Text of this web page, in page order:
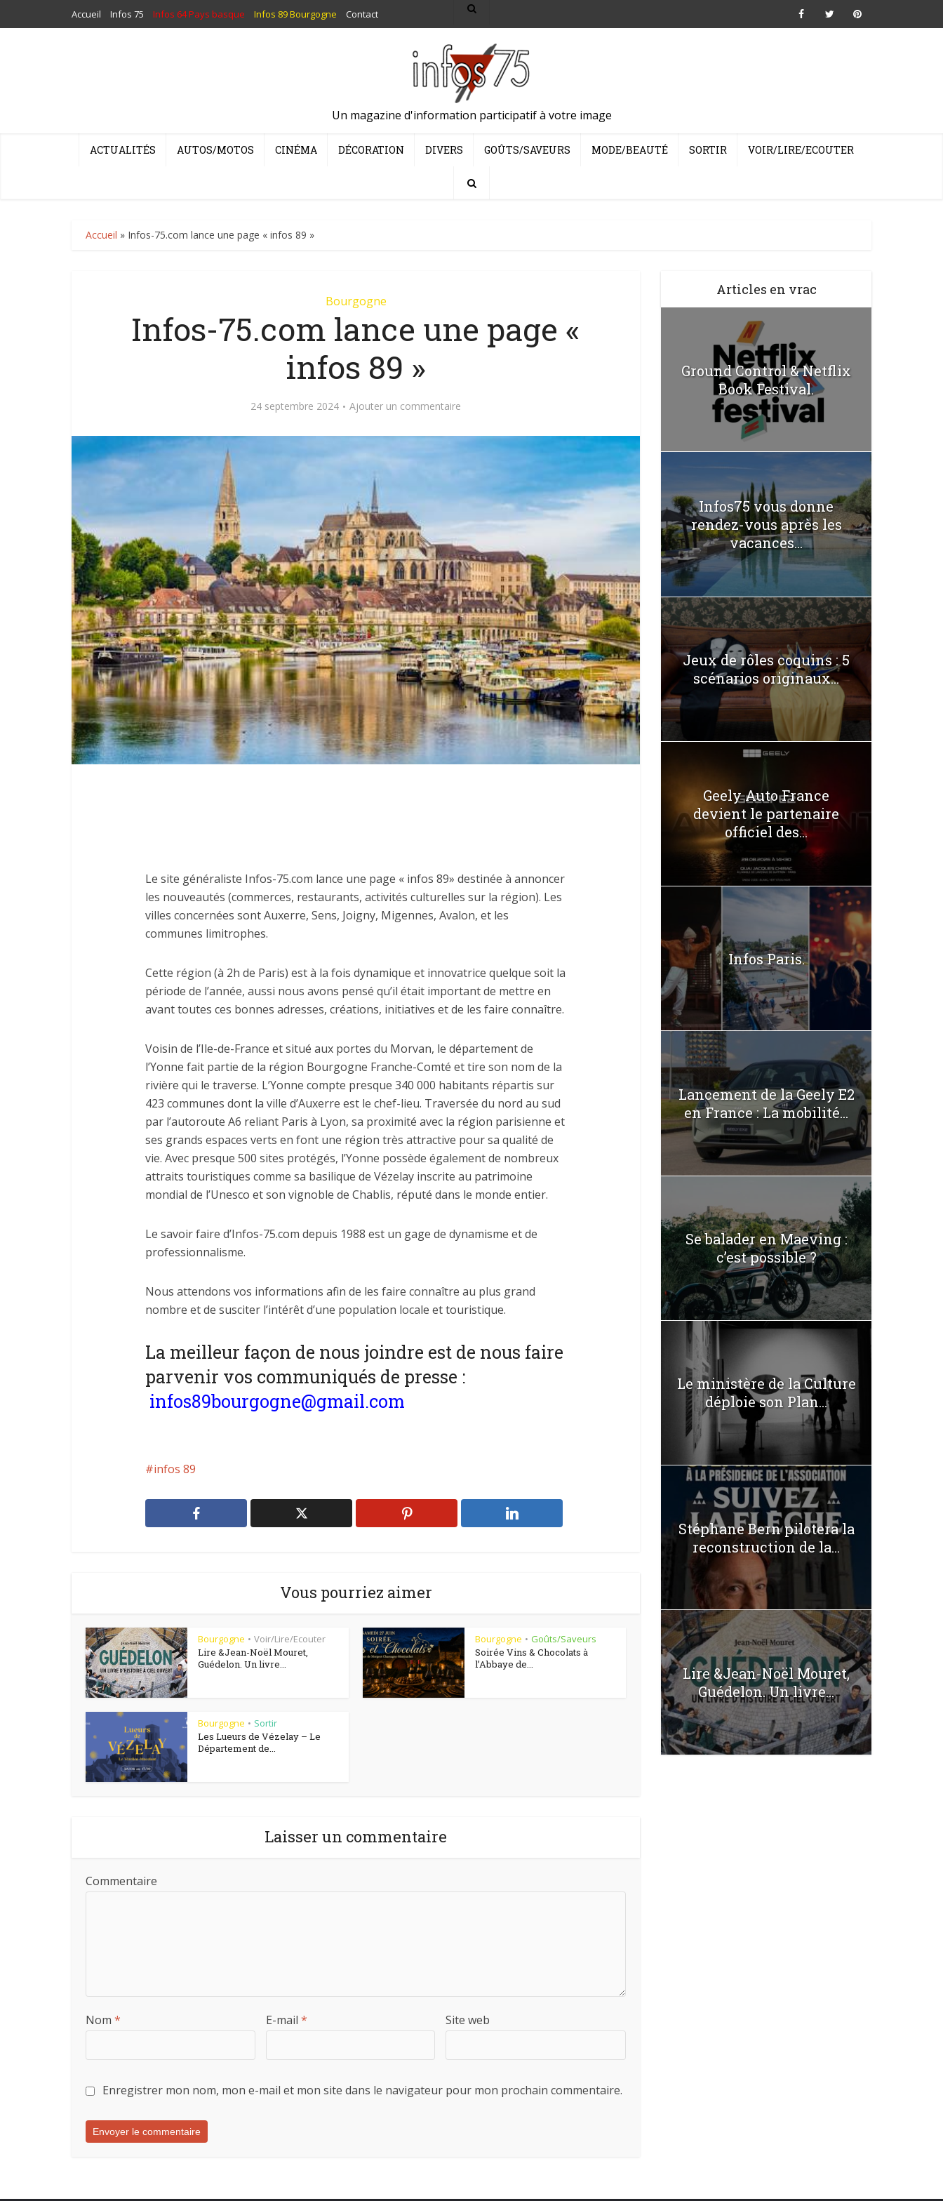
Accueil Infos 75 Infos 64 Pays basque Infos 89 Bourgogne Contact
Un magazine d'information participatif à votre image
ACTUALITÉS AUTOS/MOTOS CINÉMA DÉCORATION DIVERS GOÛTS/SAVEURS MODE/BEAUTÉ SORTIR VOIR/LIRE/ECOUTER
Accueil » Infos-75.com lance une page « infos 89 »
Bourgogne
Infos-75.com lance une page «
infos 89 »
24 septembre 2024 Ajouter un commentaire
Le site généraliste Infos-75.com lance une page « infos 89» destinée à annoncer
les nouveautés (commerces, restaurants, activités culturelles sur la région). Les
villes concernées sont Auxerre, Sens, Joigny, Migennes, Avalon, et les
communes limitrophes.
Cette région (à 2h de Paris) est à la fois dynamique et innovatrice quelque soit la
période de l’année, aussi nous avons pensé qu’il était important de mettre en
avant toutes ces bonnes adresses, créations, initiatives et de les faire connaître.
Voisin de l’Ile-de-France et situé aux portes du Morvan, le département de
l’Yonne fait partie de la région Bourgogne Franche-Comté et tire son nom de la
rivière qui le traverse. L’Yonne compte presque 340 000 habitants répartis sur
423 communes dont la ville d’Auxerre est le chef-lieu. Traversée du nord au sud
par l’autoroute A6 reliant Paris à Lyon, sa proximité avec la région parisienne et
ses grands espaces verts en font une région très attractive pour sa qualité de
vie. Avec presque 500 sites protégés, l’Yonne possède également de nombreux
attraits touristiques comme sa basilique de Vézelay inscrite au patrimoine
mondial de l’Unesco et son vignoble de Chablis, réputé dans le monde entier.
Le savoir faire d’Infos-75.com depuis 1988 est un gage de dynamisme et de
professionnalisme.
Nous attendons vos informations afin de les faire connaître au plus grand
nombre et de susciter l’intérêt d’une population locale et touristique.
La meilleur façon de nous joindre est de nous faire
parvenir vos communiqués de presse :
infos89bourgogne@gmail.com
infos 89
Vous pourriez aimer
Bourgogne • Voir/Lire/Ecouter
Lire &Jean-Noël Mouret,
Guédelon. Un livre...
Bourgogne • Goûts/Saveurs
Soirée Vins & Chocolats à
l’Abbaye de...
Bourgogne • Sortir
Les Lueurs de Vézelay – Le
Département de...
Laisser un commentaire
Commentaire
Nom * E-mail * Site web
Enregistrer mon nom, mon e-mail et mon site dans le navigateur pour mon prochain commentaire.
Articles en vrac
Ground Control & Netflix
Book Festival.
Infos75 vous donne
rendez-vous après les
vacances...
Jeux de rôles coquins : 5
scénarios originaux...
Geely Auto France
devient le partenaire
officiel des...
Infos Paris.
Lancement de la Geely E2
en France : La mobilité...
Se balader en Maeving :
c’est possible ?
Le ministère de la Culture
déploie son Plan...
Stéphane Bern pilotera la
reconstruction de la...
Lire &Jean-Noël Mouret,
Guédelon. Un livre...